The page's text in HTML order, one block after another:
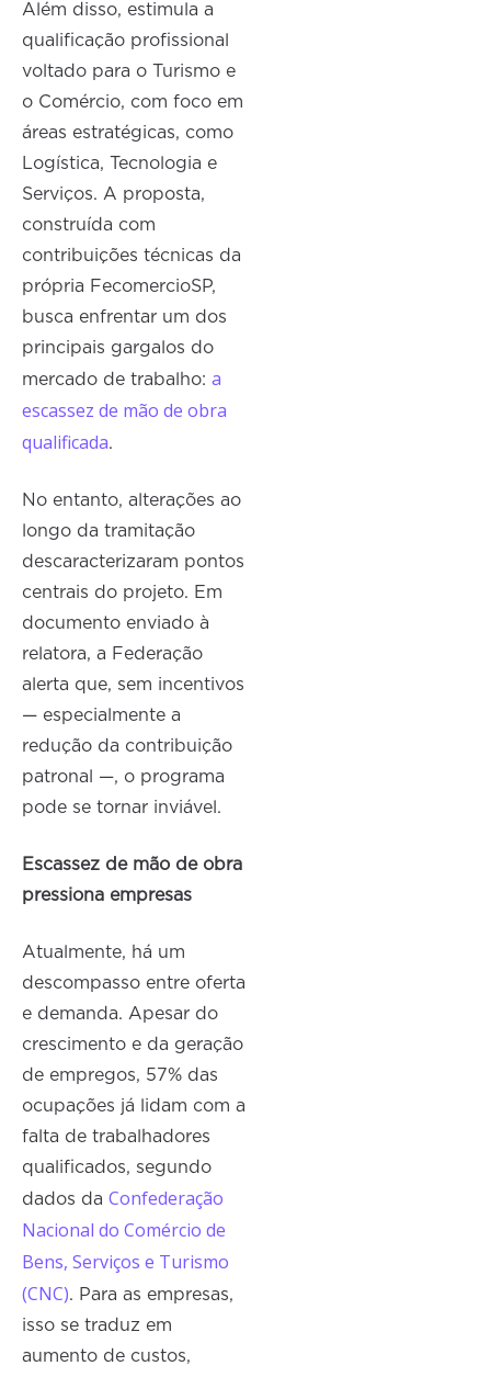
Além disso, estimula a
qualificação profissional
voltado para o Turismo e
o Comércio, com foco em
áreas estratégicas, como
Logística, Tecnologia e
Serviços. A proposta,
construída com
contribuições técnicas da
própria FecomercioSP,
busca enfrentar um dos
principais gargalos do
mercado de trabalho:a
escassez de mão de obra
qualificada.
No entanto, alterações ao
longo da tramitação
descaracterizaram pontos
centrais do projeto. Em
documento enviado à
relatora, a Federação
alerta que, sem incentivos
— especialmente a
redução da contribuição
patronal —, o programa
pode se tornar inviável.
Escassez de mão de obra
pressiona empresas
Atualmente, há um
descompasso entre oferta
e demanda. Apesar do
crescimento e da geração
de empregos, 57% das
ocupações já lidam com a
falta de trabalhadores
qualificados, segundo
dados daConfederação
Nacional do Comércio de
Bens, Serviços e Turismo
(CNC). Para as empresas,
isso se traduz em
aumento de custos,